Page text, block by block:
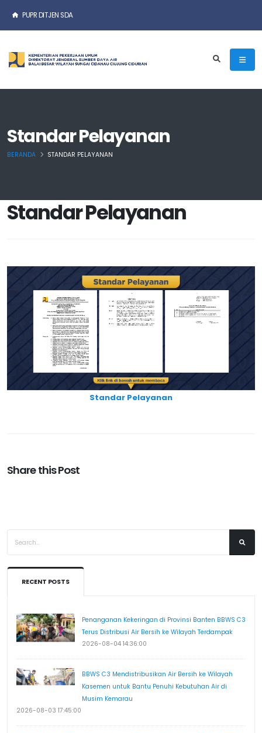
PUPR DITJEN SDA
Standar Pelayanan
BERANDA STANDAR PELAYANAN
Standar Pelayanan
Standar Pelayanan
Share this Post
RECENT POSTS
Penanganan Kekeringan di Provinsi Banten BBWS C3
Terus Distribusi Air Bersih ke Wilayah Terdampak
2026-08-04 14:36:00
BBWS C3 Mendistribusikan Air Bersih ke Wilayah
Kasemen untuk Bantu Penuhi Kebutuhan Air di
Musim Kemarau
2026-08-03 17:45:00